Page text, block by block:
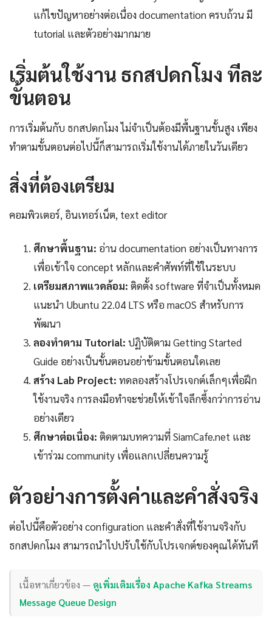
แก้ไขปัญหาอย่างต่อเนื่อง documentation ครบถ้วน มี
tutorial และตัวอย่างมากมาย
เริ่มต้นใช้งาน ธกสปดกโมง ทีละ
ขั้นตอน
การเริ่มต้นกับ ธกสปดกโมง ไม่จำเป็นต้องมีพื้นฐานขั้นสูง เพียง
ทำตามขั้นตอนต่อไปนี้ก็สามารถเริ่มใช้งานได้ภายในวันเดียว
สิ่งที่ต้องเตรียม
คอมพิวเตอร์, อินเทอร์เน็ต, text editor
ศึกษาพื้นฐาน: อ่าน documentation อย่างเป็นทางการ
เพื่อเข้าใจ concept หลักและคำศัพท์ที่ใช้ในระบบ
เตรียมสภาพแวดล้อม: ติดตั้ง software ที่จำเป็นทั้งหมด
แนะนำ Ubuntu 22.04 LTS หรือ macOS สำหรับการ
พัฒนา
ลองทำตาม Tutorial: ปฏิบัติตาม Getting Started
Guide อย่างเป็นขั้นตอนอย่าข้ามขั้นตอนใดเลย
สร้าง Lab Project: ทดลองสร้างโปรเจกต์เล็กๆเพื่อฝึก
ใช้งานจริง การลงมือทำจะช่วยให้เข้าใจลึกซึ้งกว่าการอ่าน
อย่างเดียว
ศึกษาต่อเนื่อง: ติดตามบทความที่ SiamCafe.net และ
เข้าร่วม community เพื่อแลกเปลี่ยนความรู้
ตัวอย่างการตั้งค่าและคำสั่งจริง
ต่อไปนี้คือตัวอย่าง configuration และคำสั่งที่ใช้งานจริงกับ
ธกสปดกโมง สามารถนำไปปรับใช้กับโปรเจกต์ของคุณได้ทันที
เนื้อหาเกี่ยวข้อง — ดูเพิ่มเติมเรื่อง Apache Kafka Streams
Message Queue Design